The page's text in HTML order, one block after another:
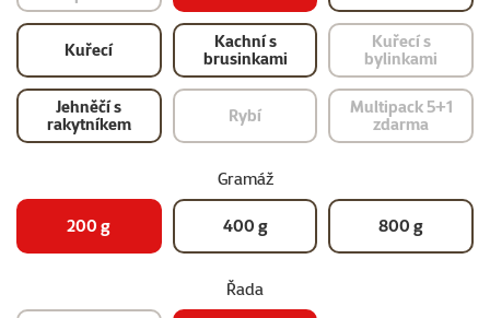
Kuřecí
Kachní s
brusinkami
Kuřecí s
bylinkami
Jehněčí s
rakytníkem
Rybí
Multipack 5+1
zdarma
Gramáž
200 g 400 g 800 g
Řada